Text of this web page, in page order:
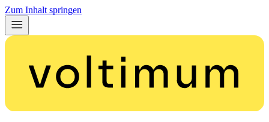
Zum Inhalt springen